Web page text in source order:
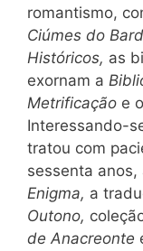
romantismo,
Ciúmes do
Históricos, as
exornam a
Metrificação e
Interessando-
tratou com
sessenta
Enigma, a
Outono,
de Anacreonte